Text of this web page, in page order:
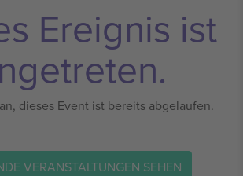
Ereignis ist
dieses Event ist bereits abgelaufen.
VERANSTALTUNGEN SEHEN